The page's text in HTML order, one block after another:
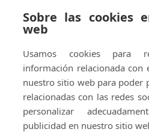
Cómo preparar su
alojamiento
suministro de
extranjero
Sobre las cookies
web
Usamos cookies para
información relacionada con
nuestro sitio web para poder
relacionadas con las redes
personalizar
publicidad en nuestro sitio